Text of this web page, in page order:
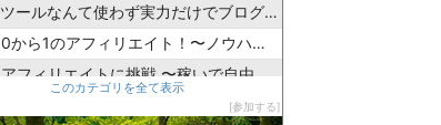
ツールなんて使わず実力だけでブログランキング上位維持してます
0から1のアフィリエイト！〜ノウハウコレクター脱出〜
アフィリエイトに挑戦 〜稼いで自由を目指す〜
自己アフィリエイトでお手軽小遣い稼ぎ
このカテゴリを全て表示
参加する